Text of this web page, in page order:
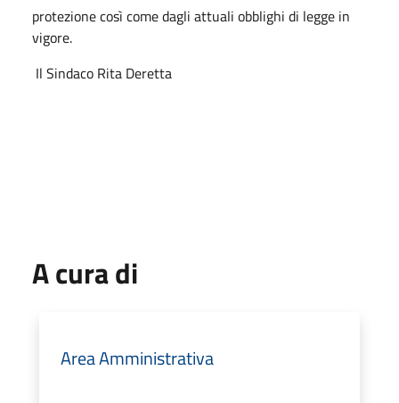
protezione così come dagli attuali obblighi di legge in
vigore.
Il Sindaco Rita Deretta
A cura di
Area Amministrativa